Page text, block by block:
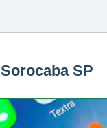
Sorocaba SP